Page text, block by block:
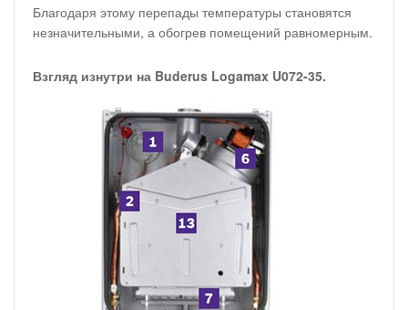
Благодаря этому перепады температуры становятся
незначительными, а обогрев помещений равномерным.
Взгляд изнутри на Buderus Logamax U072-35.